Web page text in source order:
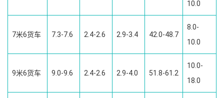
10.0
7米6货车 7.3-7.6 2.4-2.6 2.9-3.4 42.0-48.7
8.0-
10.0
9米6货车 9.0-9.6 2.4-2.6 2.9-4.0 51.8-61.2
10.0-
18.0